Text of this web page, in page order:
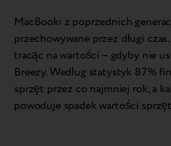
MacBooki z poprzednich
przechowywane przez długi
tracąc na wartości – gdyby nie
Breezy. Według statystyk 87%
sprzęt przez co najmniej rok, a
powoduje spadek wartości